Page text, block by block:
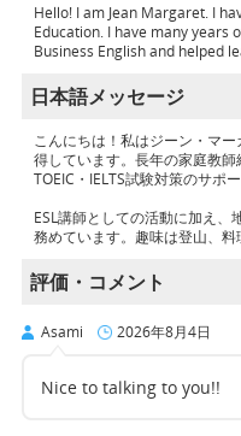
Hello! I am Jean Margaret. I
Education. I have many years
Business English and helped
日本語メッセージ
こんにちは！私はジーン・マ
得しています。長年の家庭教
TOEIC・IELTS試験対策のサポ
ESL講師としての活動に加え、
務めています。趣味は登山、料
評価・コメント
Asami 2026年8月4日
Nice to talking to you!!